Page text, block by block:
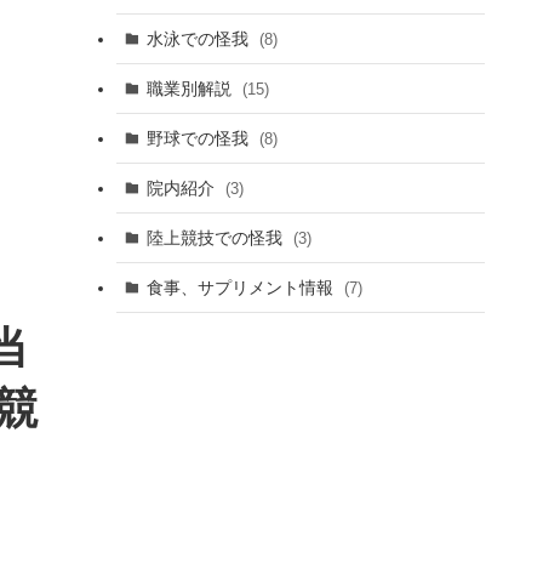
水泳での怪我 (8)
職業別解説 (15)
野球での怪我 (8)
院内紹介 (3)
陸上競技での怪我 (3)
食事、サプリメント情報 (7)